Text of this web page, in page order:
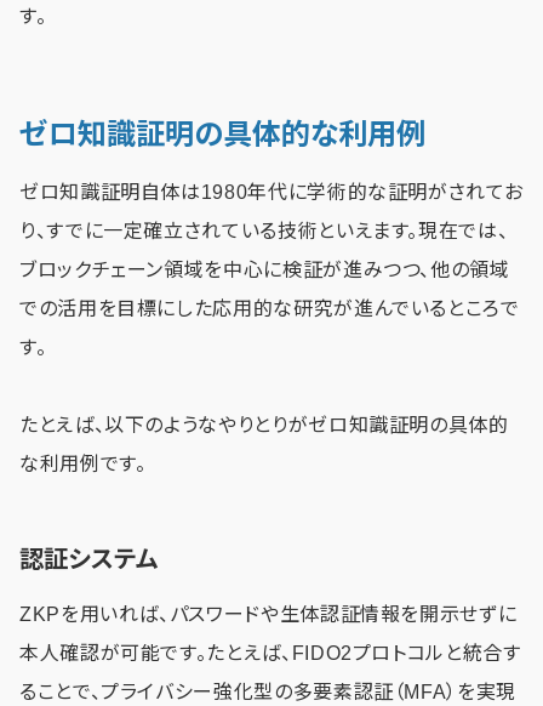
す。
ゼロ知識証明の具体的な利用例
ゼロ知識証明自体は1980年代に学術的な証明がされてお
り、すでに一定確立されている技術といえます。現在では、
ブロックチェーン領域を中心に検証が進みつつ、他の領域
での活用を目標にした応用的な研究が進んでいるところで
す。
たとえば、以下のようなやりとりがゼロ知識証明の具体的
な利用例です。
認証システム
ZKPを用いれば、パスワードや生体認証情報を開示せずに
本人確認が可能です。たとえば、FIDO2プロトコルと統合す
ることで、プライバシー強化型の多要素認証（MFA）を実現